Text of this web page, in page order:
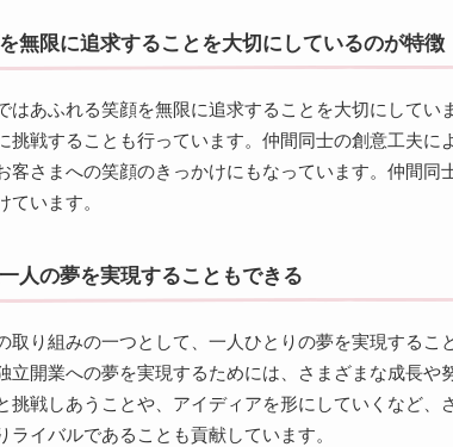
無限に追求することを大切にしているのが特徴
はあふれる笑顔を無限に追求することを大切にしてい
挑戦することも行っています。仲間同士の創意工夫に
客さまへの笑顔のきっかけにもなっています。仲間同
ています。
人の夢を実現することもできる
取り組みの一つとして、一人ひとりの夢を実現するこ
立開業への夢を実現するためには、さまざまな成長や
挑戦しあうことや、アイディアを形にしていくなど、
ライバルであることも貢献しています。